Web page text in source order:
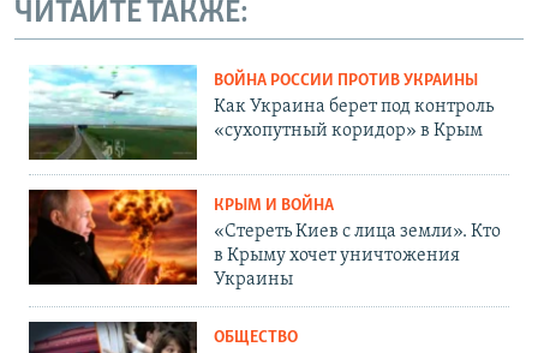
ЧИТАЙТЕ ТАКЖЕ:
ВОЙНА РОССИИ ПРОТИВ УКРАИНЫ
Как Украина берет под контроль
«сухопутный коридор» в Крым
КРЫМ И ВОЙНА
«Стереть Киев с лица земли». Кто
в Крыму хочет уничтожения
Украины
ОБЩЕСТВО